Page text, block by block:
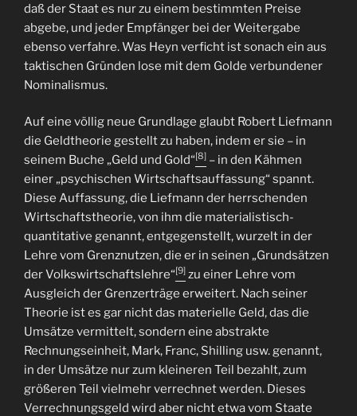
daß der Staat es nur zu einem bestimmten Preise
abgebe, und jeder Empfänger bei der Weitergabe
ebenso verfahre. Was Heyn verficht ist sonach ein aus
taktischen Gründen lose mit dem Golde verbundener
Nominalismus.
Auf eine völlig neue Grundlage glaubt Robert Liefmann
die Geldtheorie gestellt zu haben, indem er sie – in
seinem Buche „Geld und Gold“[8] – in den Kähmen
einer „psychischen Wirtschaftsauffassung“ spannt.
Diese Auffassung, die Liefmann der herrschenden
Wirtschaftstheorie, von ihm die materialistisch-
quantitative genannt, entgegenstellt, wurzelt in der
Lehre vom Grenznutzen, die er in seinen „Grundsätzen
der Volkswirtschaftslehre“[9] zu einer Lehre vom
Ausgleich der Grenzerträge erweitert. Nach seiner
Theorie ist es gar nicht das materielle Geld, das die
Umsätze vermittelt, sondern eine abstrakte
Rechnungseinheit, Mark, Franc, Shilling usw. genannt,
in der Umsätze nur zum kleineren Teil bezahlt, zum
größeren Teil vielmehr verrechnet werden. Dieses
Verrechnungsgeld wird aber nicht etwa vom Staate